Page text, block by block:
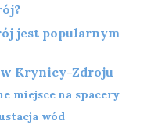
jest popularnym
Krynicy-Zdroju
miejsce na spacery
wód